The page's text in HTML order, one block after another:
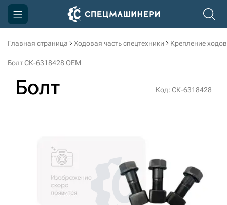
Главная страница Ходовая часть спецтехники Крепление
Болт СК-6318428 OEM
Болт Код: СК-6318428
Компания
Доставка и оплата
3D тур по производству
3D тур по складам